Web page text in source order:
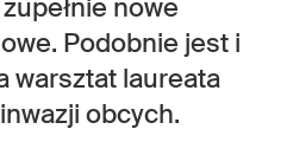
nowe
Podobnie jest i
warsztat laureata
obcych.